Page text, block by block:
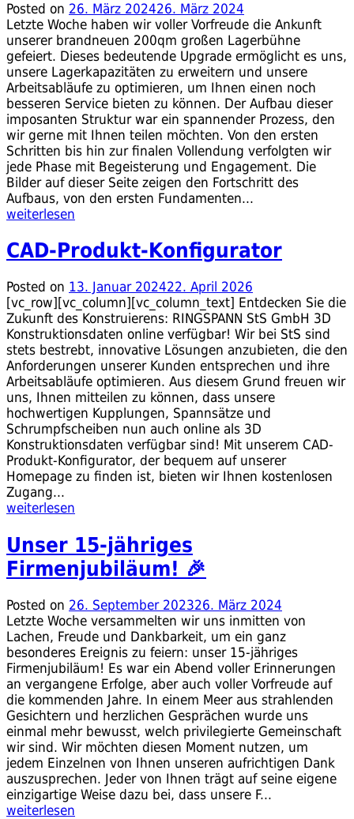
Posted on 26. März 202426. März 2024
Letzte Woche haben wir voller Vorfreude die Ankunft
unserer brandneuen 200qm großen Lagerbühne
gefeiert. Dieses bedeutende Upgrade ermöglicht es uns,
unsere Lagerkapazitäten zu erweitern und unsere
Arbeitsabläufe zu optimieren, um Ihnen einen noch
besseren Service bieten zu können. Der Aufbau dieser
imposanten Struktur war ein spannender Prozess, den
wir gerne mit Ihnen teilen möchten. Von den ersten
Schritten bis hin zur finalen Vollendung verfolgten wir
jede Phase mit Begeisterung und Engagement. Die
Bilder auf dieser Seite zeigen den Fortschritt des
Aufbaus, von den ersten Fundamenten...
weiterlesen
CAD-Produkt-Konfigurator
Posted on 13. Januar 202422. April 2026
[vc_row][vc_column][vc_column_text] Entdecken Sie die
Zukunft des Konstruierens: RINGSPANN StS GmbH 3D
Konstruktionsdaten online verfügbar! Wir bei StS sind
stets bestrebt, innovative Lösungen anzubieten, die den
Anforderungen unserer Kunden entsprechen und ihre
Arbeitsabläufe optimieren. Aus diesem Grund freuen wir
uns, Ihnen mitteilen zu können, dass unsere
hochwertigen Kupplungen, Spannsätze und
Schrumpfscheiben nun auch online als 3D
Konstruktionsdaten verfügbar sind! Mit unserem CAD-
Produkt-Konfigurator, der bequem auf unserer
Homepage zu finden ist, bieten wir Ihnen kostenlosen
Zugang...
weiterlesen
Unser 15-jähriges
Firmenjubiläum! 🎉
Posted on 26. September 202326. März 2024
Letzte Woche versammelten wir uns inmitten von
Lachen, Freude und Dankbarkeit, um ein ganz
besonderes Ereignis zu feiern: unser 15-jähriges
Firmenjubiläum! Es war ein Abend voller Erinnerungen
an vergangene Erfolge, aber auch voller Vorfreude auf
die kommenden Jahre. In einem Meer aus strahlenden
Gesichtern und herzlichen Gesprächen wurde uns
einmal mehr bewusst, welch privilegierte Gemeinschaft
wir sind. Wir möchten diesen Moment nutzen, um
jedem Einzelnen von Ihnen unseren aufrichtigen Dank
auszusprechen. Jeder von Ihnen trägt auf seine eigene
einzigartige Weise dazu bei, dass unsere F...
weiterlesen